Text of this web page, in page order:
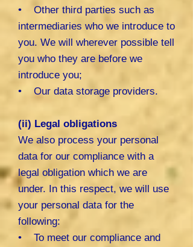
• Other third parties such as
intermediaries who we introduce to
you. We will wherever possible tell
you who they are before we
introduce you;
• Our data storage providers.
(ii) Legal obligations
We also process your personal
data for our compliance with a
legal obligation which we are
under. In this respect, we will use
your personal data for the
following:
• To meet our compliance and